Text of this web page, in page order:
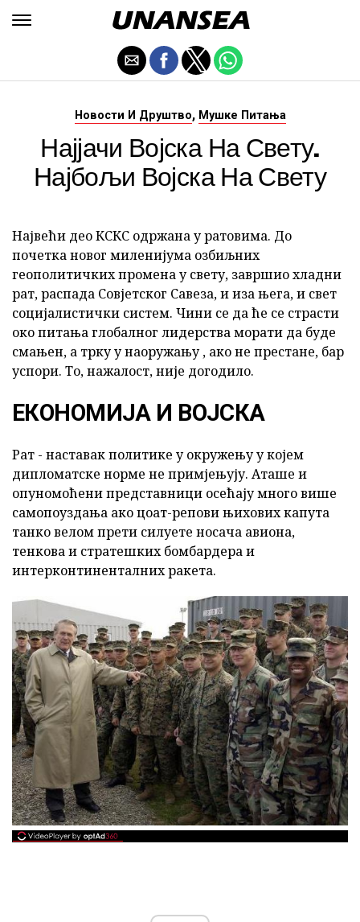
Новости И Друштво, Мушке Питања
Најјачи Војска На Свету.
Најбољи Војска На Свету
Највећи део КСКС одржана у ратовима. До
почетка новог миленијума озбиљних
геополитичких промена у свету, завршио хладни
рат, распада Совјетског Савеза, и иза њега, и свет
социјалистички систем. Чини се да ће се страсти
око питања глобалног лидерства морати да буде
смањен, а трку у наоружању , ако не престане, бар
успори. То, нажалост, није догодило.
ЕКОНОМИЈА И ВОЈСКА
Рат - наставак политике у окружењу у којем
дипломатске норме не примјењују. Аташе и
опуномоћени представници осећају много више
самопоуздања ако цоат-репови њихових капута
танко велом прети силуете носача авиона,
тенкова и стратешких бомбардера и
интерконтиненталних ракета.